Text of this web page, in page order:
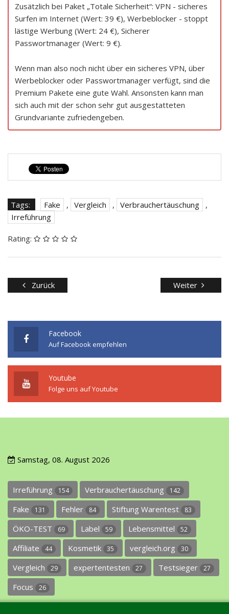
Zusätzlich bei Paket „Totale Sicherheit“: VPN - sicheres
Surfen im Internet (Wert: 39 €), Werbeblocker - stoppt
lästige Werbung (Wert: 24 €), Sicherer
Passwortmanager (Wert: 9 €).
Wenn man also noch nicht über ein sicheres VPN, über
Werbeblocker oder Passwortmanager verfügt, sind die
Premium Pakete eine gute Wahl. Ansonsten kann man
sich auch mit der schon sehr gut ausgestatteten
Grundvariante zufriedengeben.
Tags: Fake , Vergleich , Verbrauchertäuschung
,
Irreführung
Rating:
Zurück Weiter
Facebook
Auf Facebook empfehlen
Youtube
Folge uns auf Youtube
Samstag, 08. August 2026
Irreführung 154 Verbrauchertäuschung 142
Fake 131 Fehler 84 Stiftung Warentest 83
ÖKO-TEST 69 Label 59 Lebensmittel 52
Affiliate 44 Kosmetik 35 vergleich.org 30
Vergleich 29 expertentesten 27 Testsieger 27
Focus 26